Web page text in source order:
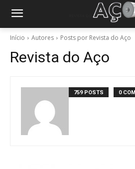
Início Autores Posts por Revista do Aço
Revista do Aço
759 POSTS 0